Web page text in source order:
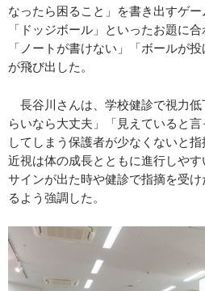
なったら困ること」を書き出すゲー
「ドッジボール」といったお題に
「ノートが書けない」「ボールが
が飛び出した。
長谷川さんは、学校健診で視力低
らいなら大丈夫」「見えていると
してしまう保護者が少なくないと
近視は体の成長とともに進行しや
サインが出た時や健診で指摘を受
るよう強調した。